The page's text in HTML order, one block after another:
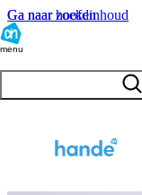
Ga naar hoofdinhoud
Ga naar zoeken
menu